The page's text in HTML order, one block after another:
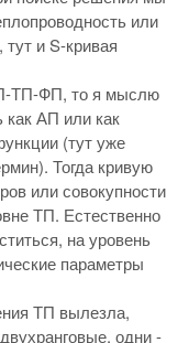
или
и S-кривая
ТП-ФП, то я мыслю
АП или как
(тут уже
Тогда кривую
или совокупности
ТП. Естественно
на уровень
параметры
ТП вылезла,
одни -